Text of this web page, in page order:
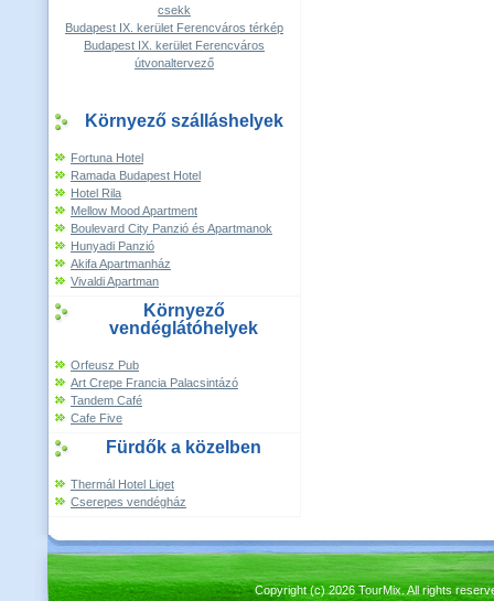
csekk
Budapest IX. kerület Ferencváros térkép
Budapest IX. kerület Ferencváros
útvonaltervező
Környező szálláshelyek
Fortuna Hotel
Ramada Budapest Hotel
Hotel Rila
Mellow Mood Apartment
Boulevard City Panzió és Apartmanok
Hunyadi Panzió
Akifa Apartmanház
Vivaldi Apartman
Környező
vendéglátóhelyek
Orfeusz Pub
Art Crepe Francia Palacsintázó
Tandem Café
Cafe Five
Fürdők a közelben
Thermál Hotel Liget
Cserepes vendégház
Copyright (c) 2026 TourMix. All rights